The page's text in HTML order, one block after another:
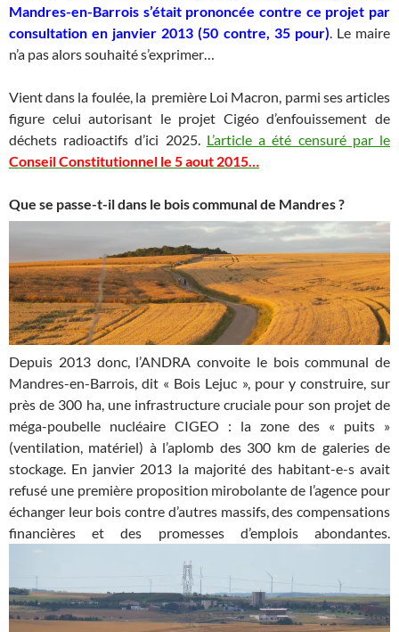
Mandres-en-Barrois s’était prononcée contre ce projet par
consultation en janvier 2013 (50 contre, 35 pour). Le maire
n’a pas alors souhaité s’exprimer…
Vient dans la foulée, la première Loi Macron, parmi ses articles
figure celui autorisant le projet Cigéo d’enfouissement de
déchets radioactifs d’ici 2025. L’article a été censuré par le
Conseil Constitutionnel le 5 aout 2015…
Que se passe-t-il dans le bois communal de Mandres ?
Depuis 2013 donc, l’ANDRA convoite le bois communal de
Mandres-en-Barrois, dit « Bois Lejuc », pour y construire, sur
près de 300 ha, une infrastructure cruciale pour son projet de
méga-poubelle nucléaire CIGEO : la zone des « puits »
(ventilation, matériel) à l’aplomb des 300 km de galeries de
stockage. En janvier 2013 la majorité des habitant-e-s avait
refusé une première proposition mirobolante de l’agence pour
échanger leur bois contre d’autres massifs, des compensations
financières et des promesses d’emplois abondantes.